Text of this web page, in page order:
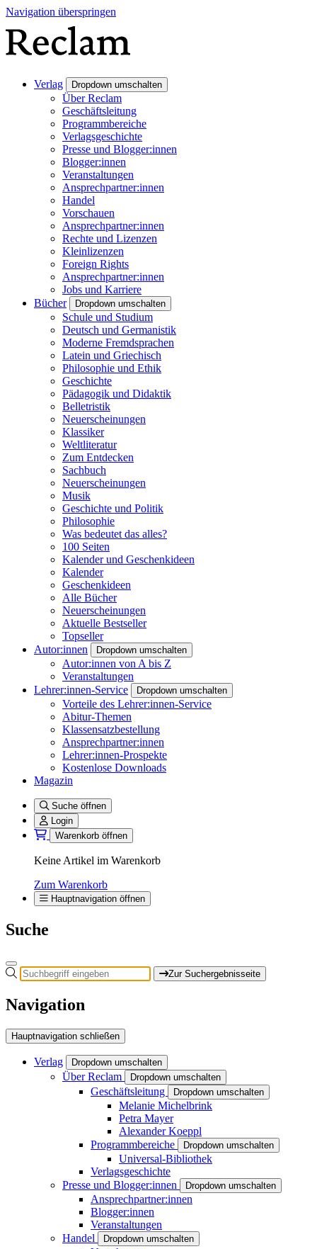
Navigation überspringen
Verlag Dropdown umschalten
Über Reclam
Geschäftsleitung
Programmbereiche
Verlagsgeschichte
Presse und Blogger:innen
Blogger:innen
Veranstaltungen
Ansprechpartner:innen
Handel
Vorschauen
Ansprechpartner:innen
Rechte und Lizenzen
Kleinlizenzen
Foreign Rights
Ansprechpartner:innen
Jobs und Karriere
Bücher
Dropdown umschalten
Schule und Studium
Deutsch und Germanistik
Moderne Fremdsprachen
Latein und Griechisch
Philosophie und Ethik
Geschichte
Pädagogik und Didaktik
Belletristik
Neuerscheinungen
Klassiker
Weltliteratur
Zum Entdecken
Sachbuch
Neuerscheinungen
Musik
Geschichte und Politik
Philosophie
Was bedeutet das alles?
100 Seiten
Kalender und Geschenkideen
Kalender
Geschenkideen
Alle Bücher
Neuerscheinungen
Aktuelle Bestseller
Topseller
Autor:innen
Dropdown umschalten
Autor:innen von A bis Z
Veranstaltungen
Lehrer:innen-Service
Dropdown umschalten
Vorteile des Lehrer:innen-Service
Abitur-Themen
Klassensatzbestellung
Ansprechpartner:innen
Lehrer:innen-Prospekte
Kostenlose Downloads
Magazin
Suche öffnen
Login
Warenkorb öffnen
Keine Artikel im Warenkorb
Zum Warenkorb
Hauptnavigation öffnen
Suche
Zur Suchergebnisseite
Navigation
Hauptnavigation schließen
Verlag Dropdown umschalten
Über Reclam Dropdown umschalten
Geschäftsleitung Dropdown umschalten
Melanie Michelbrink
Petra Mayer
Alexander Koeppl
Programmbereiche
Dropdown umschalten
Universal-Bibliothek
Verlagsgeschichte
Presse und Blogger:innen
Dropdown umschalten
Ansprechpartner:innen
Blogger:innen
Veranstaltungen
Handel
Dropdown umschalten